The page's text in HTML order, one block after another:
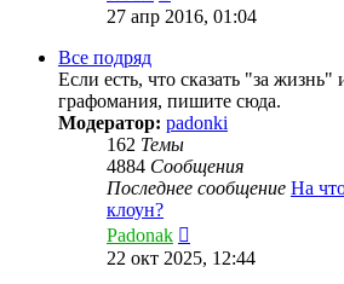
к
27 апр 2016, 01:04
Все подряд
Если есть, что сказать "за жизнь"
графомания, пишите сюда.
Модератор: padonki
162 Темы
4884 Сообщения
Последнее сообщение На
клоун?
Padonak
к
22 окт 2025, 12:44